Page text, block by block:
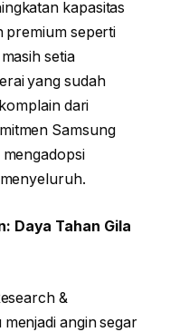
kapasitas
premium seperti
setia
yang sudah
dari
Samsung
Daya Tahan Gila
&
angin segar